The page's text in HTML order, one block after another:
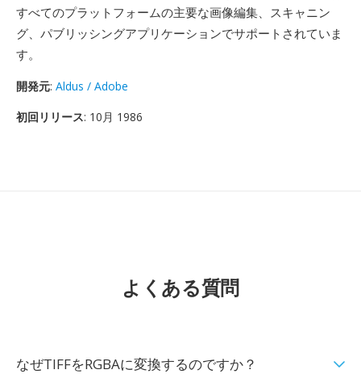
すべてのプラットフォームの主要な画像編集、スキャニン
グ、パブリッシングアプリケーションでサポートされていま
す。
開発元: Aldus / Adobe
初回リリース: 10月 1986
よくある質問
なぜTIFFをRGBAに変換するのですか？